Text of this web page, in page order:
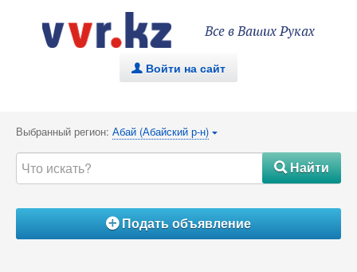
Все в Ваших Руках
. Войти на сайт
Выбранный регион: Абай (Абайский р-н) {
#Найти
ÁПодать объявление